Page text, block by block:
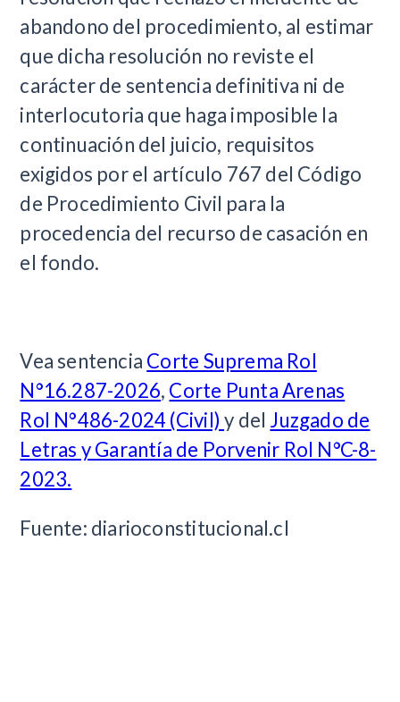
abandono del procedimiento, al estimar
que dicha resolución no reviste el
carácter de sentencia definitiva ni de
interlocutoria que haga imposible la
continuación del juicio, requisitos
exigidos por el artículo 767 del Código
de Procedimiento Civil para la
procedencia del recurso de casación en
el fondo.
Vea sentencia Corte Suprema Rol
N°16.287-2026, Corte Punta Arenas
Rol N°486-2024 (Civil)y del Juzgado de
Letras y Garantía de Porvenir Rol N°C-8-
2023.
Fuente: diarioconstitucional.cl